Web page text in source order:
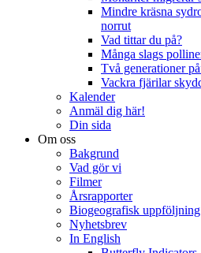
Mindre kräsna
norrut
Vad tittar du på?
Många slags
Två generationer
Vackra fjärilar
Kalender
Anmäl dig här!
Din sida
Om oss
Bakgrund
Vad gör vi
Filmer
Årsrapporter
Biogeografisk uppföljning
Nyhetsbrev
In English